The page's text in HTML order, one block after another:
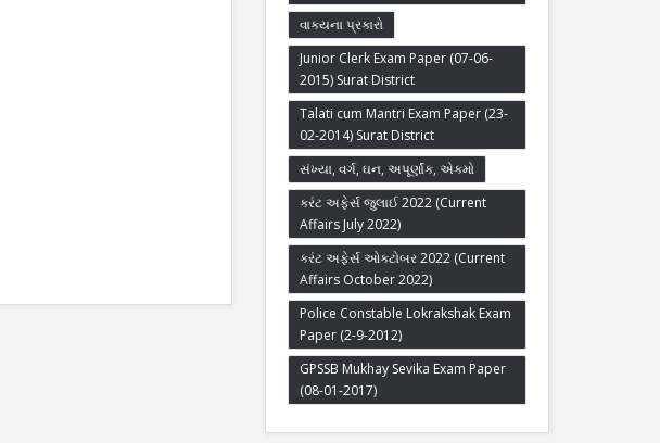
વાક્યના પ્રકારો
Junior Clerk Exam Paper (07-06-
2015) Surat District
Talati cum Mantri Exam Paper (23-
02-2014) Surat District
સંખ્યા, વર્ગ, ઘન, અપૂર્ણાંક, એકમો
કરંટ અફેર્સ જુલાઈ 2022 (Current
Affairs July 2022)
કરંટ અફેર્સ ઓક્ટોબર 2022 (Current
Affairs October 2022)
Police Constable Lokrakshak Exam
Paper (2-9-2012)
GPSSB Mukhay Sevika Exam Paper
(08-01-2017)